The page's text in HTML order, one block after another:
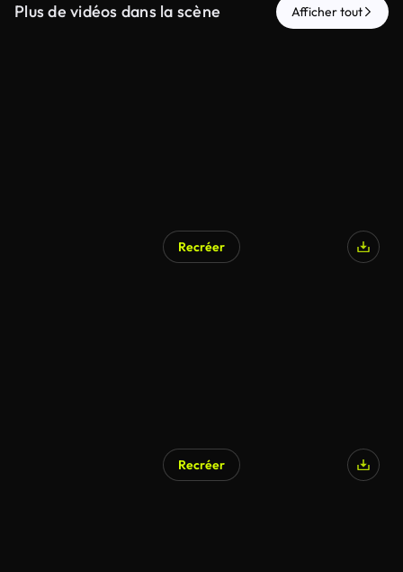
Plus de vidéos dans la scène Afficher tout
Recréer
Recréer